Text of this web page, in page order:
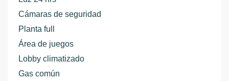
Cámaras de seguridad
Planta full
Área de juegos
Lobby climatizado
Gas común